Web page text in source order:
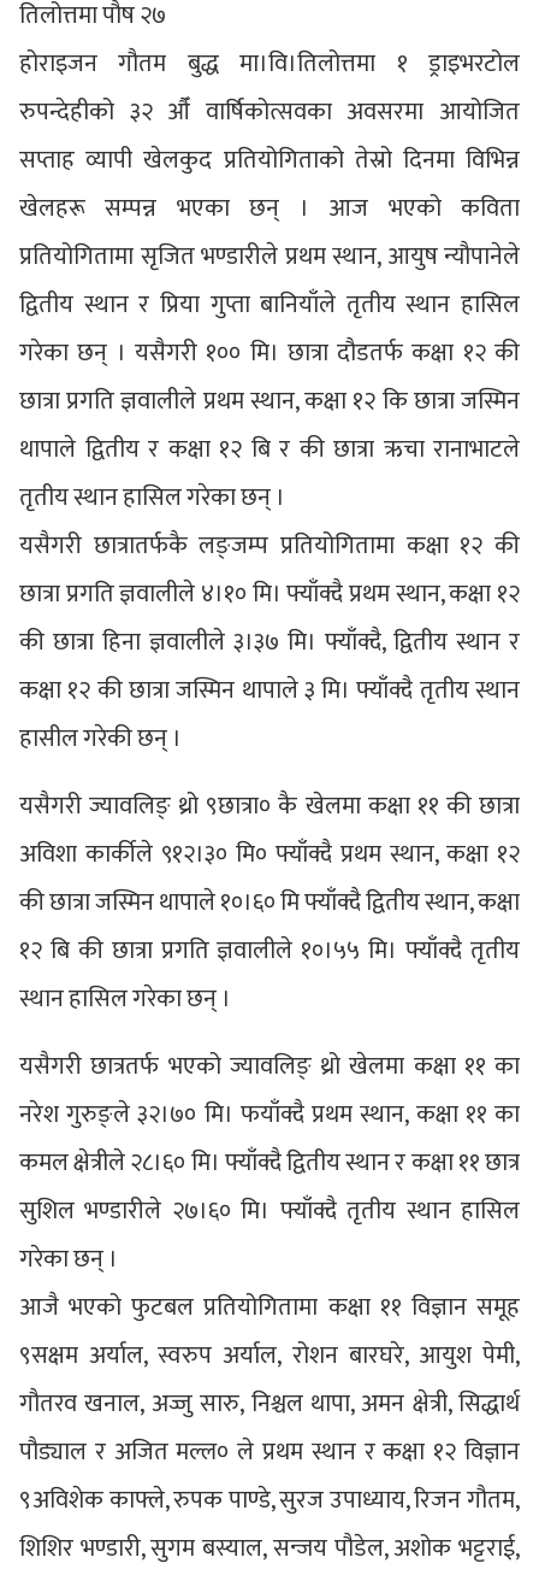
तिलोत्तमा पौष २७
होराइजन गौतम बुद्ध मा।वि।तिलोत्तमा १ ड्राइभरटोल
रुपन्देहीको ३२ औँ वार्षिकोत्सवका अवसरमा आयोजित
सप्ताह व्यापी खेलकुद प्रतियोगिताको तेस्रो दिनमा विभिन्न
खेलहरू सम्पन्न भएका छन् । आज भएको कविता
प्रतियोगितामा सृजित भण्डारीले प्रथम स्थान, आयुष न्यौपानेले
द्वितीय स्थान र प्रिया गुप्ता बानियाँले तृतीय स्थान हासिल
गरेका छन् । यसैगरी १०० मि। छात्रा दौडतर्फ कक्षा १२ की
छात्रा प्रगति ज्ञवालीले प्रथम स्थान, कक्षा १२ कि छात्रा जस्मिन
थापाले द्वितीय र कक्षा १२ बि र की छात्रा ऋचा रानाभाटले
तृतीय स्थान हासिल गरेका छन् ।
यसैगरी छात्रातर्फकै लङ्जम्प प्रतियोगितामा कक्षा १२ की
छात्रा प्रगति ज्ञवालीले ४।१० मि। फ्याँक्दै प्रथम स्थान, कक्षा १२
की छात्रा हिना ज्ञवालीले ३।३७ मि। फ्याँक्दै, द्वितीय स्थान र
कक्षा १२ की छात्रा जस्मिन थापाले ३ मि। फ्याँक्दै तृतीय स्थान
हासील गरेकी छन् ।
यसैगरी ज्यावलिङ् थ्रो ९छात्रा० कै खेलमा कक्षा ११ की छात्रा
अविशा कार्कीले ९१२।३० मि० फ्याँक्दै प्रथम स्थान, कक्षा १२
की छात्रा जस्मिन थापाले १०।६० मि फ्याँक्दै द्वितीय स्थान, कक्षा
१२ बि की छात्रा प्रगति ज्ञवालीले १०।५५ मि। फ्याँक्दै तृतीय
स्थान हासिल गरेका छन् ।
यसैगरी छात्रतर्फ भएको ज्यावलिङ् थ्रो खेलमा कक्षा ११ का
नरेश गुरुङ्ले ३२।७० मि। फयाँक्दै प्रथम स्थान, कक्षा ११ का
कमल क्षेत्रीले २८।६० मि। फ्याँक्दै द्वितीय स्थान र कक्षा ११ छात्र
सुशिल भण्डारीले २७।६० मि। फ्याँक्दै तृतीय स्थान हासिल
गरेका छन् ।
आजै भएको फुटबल प्रतियोगितामा कक्षा ११ विज्ञान समूह
९सक्षम अर्याल, स्वरुप अर्याल, रोशन बारघरे, आयुश पेमी,
गौतरव खनाल, अज्जु सारु, निश्चल थापा, अमन क्षेत्री, सिद्धार्थ
पौड्याल र अजित मल्ल० ले प्रथम स्थान र कक्षा १२ विज्ञान
९अविशेक काफ्ले, रुपक पाण्डे, सुरज उपाध्याय, रिजन गौतम,
शिशिर भण्डारी, सुगम बस्याल, सन्जय पौडेल, अशोक भट्टराई,